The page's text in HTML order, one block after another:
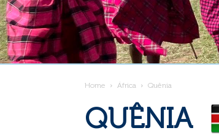
Home África Quênia
QUÊNIA